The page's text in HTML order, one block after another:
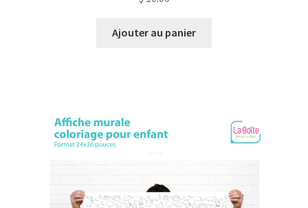
Ajouter au panier